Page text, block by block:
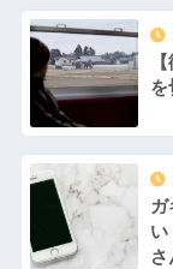
彼の同期の嫁が子
だ。すると、彼が「
人生ゲームをあげる
話してきて...
【速報】れいわ新
「いのちの党」に改
【画像】令和最新
ゃん、可愛過ぎてワ
刺さりまくりw w w
【衝撃】浅田真央
活条件がこちら←む
普通じゃね？w w w
を
い
さ